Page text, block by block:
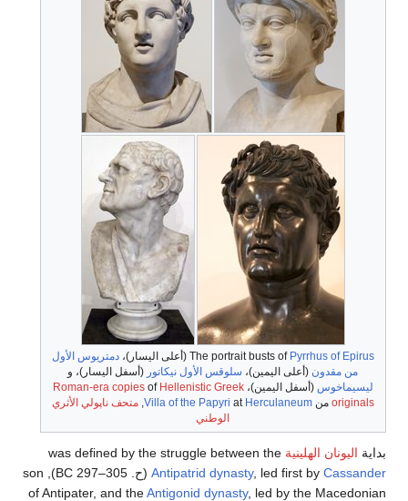
The portrait busts of Pyrrhus of Epirus (أعلى اليسار)،دمتريوس الأول
من مقدون (أعلى اليمين)، سلوقس الأول نيكاتور (أسفل اليسار)، و
ليسيماخوس (أسفل اليمين)، Roman-era copiesof Hellenistic Greek
originals من Villa of the Papyri at Herculaneum
,متحف ناپولي الأثري
الوطني
بداية اليونان الهلينية
Antipatrid dynasty, led first by Cassander
(ح
), son
of Antipater, and theAntigonid dynasty, led by the Macedonian